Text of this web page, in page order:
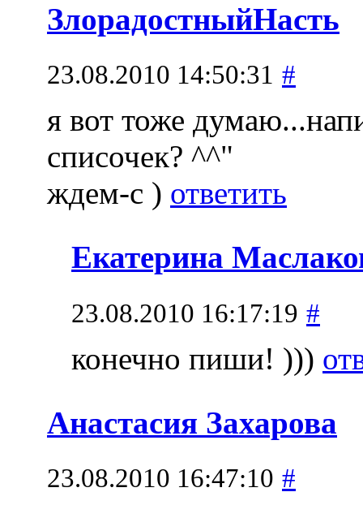
ЗлорадостныйНасть
23.08.2010 14:50:31 #
я вот тоже
списочек? ^^"
ждем-с ) ответить
Екатерина
23.08.2010 16:17:19 #
конечно пиши! )))
Анастасия Захарова
23.08.2010 16:47:10 #